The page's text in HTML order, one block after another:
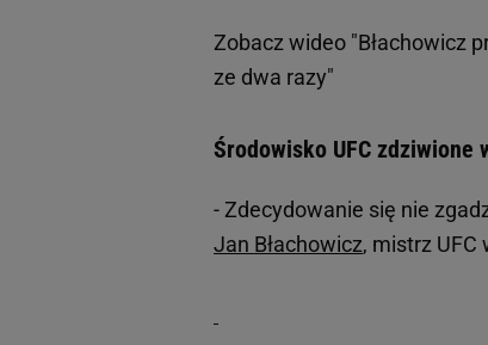
Zobacz wideo "Błachowicz
ze dwa razy"
Środowisko UFC zdziwione
- Zdecydowanie się nie
Jan Błachowicz, mistrz UFC